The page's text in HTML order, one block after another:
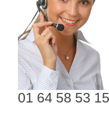
01 64 58 53 15